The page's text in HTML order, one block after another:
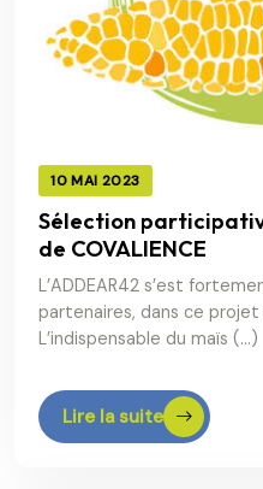
10 MAI 2023
Sélection
de COVALIENCE
L’ADDEAR42 s’est
partenaires, dans ce projet
L’indispensable du maïs (…)
Lire la suite